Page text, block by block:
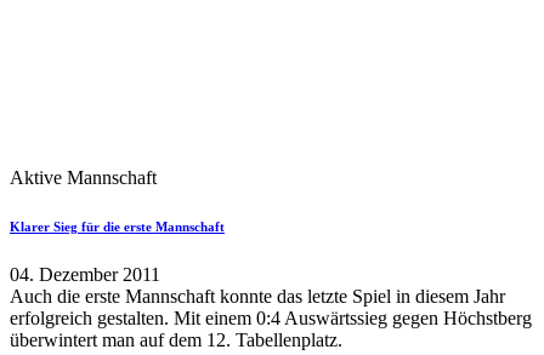
Aktive Mannschaft
Klarer Sieg für die erste Mannschaft
04. Dezember 2011
Auch die erste Mannschaft konnte das letzte Spiel in diesem Jahr
erfolgreich gestalten. Mit einem 0:4 Auswärtssieg gegen Höchstberg
überwintert man auf dem 12. Tabellenplatz.